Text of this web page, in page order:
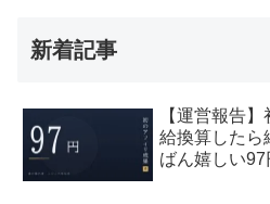
新着記事
【運営報告
給換算したら
ばん嬉しい